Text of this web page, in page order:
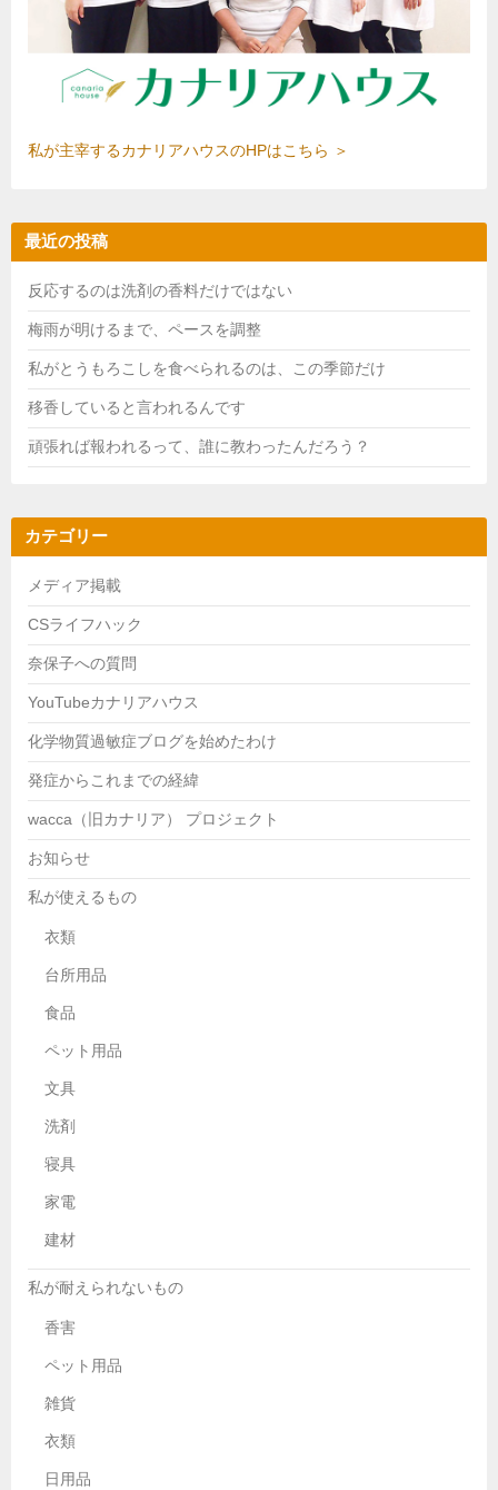
私が主宰するカナリアハウスのHPはこちら ＞
最近の投稿
反応するのは洗剤の香料だけではない
梅雨が明けるまで、ペースを調整
私がとうもろこしを食べられるのは、この季節だけ
移香していると言われるんです
頑張れば報われるって、誰に教わったんだろう？
カテゴリー
メディア掲載
CSライフハック
奈保子への質問
YouTubeカナリアハウス
化学物質過敏症ブログを始めたわけ
発症からこれまでの経緯
wacca（旧カナリア） プロジェクト
お知らせ
私が使えるもの
衣類
台所用品
食品
ペット用品
文具
洗剤
寝具
家電
建材
私が耐えられないもの
香害
ペット用品
雑貨
衣類
日用品